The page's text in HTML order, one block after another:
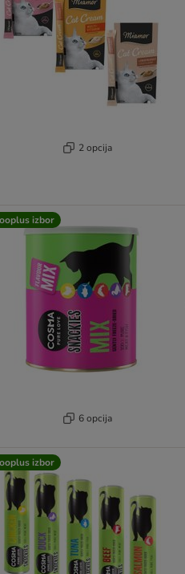
2 opcija
izbor
6 opcija
izbor